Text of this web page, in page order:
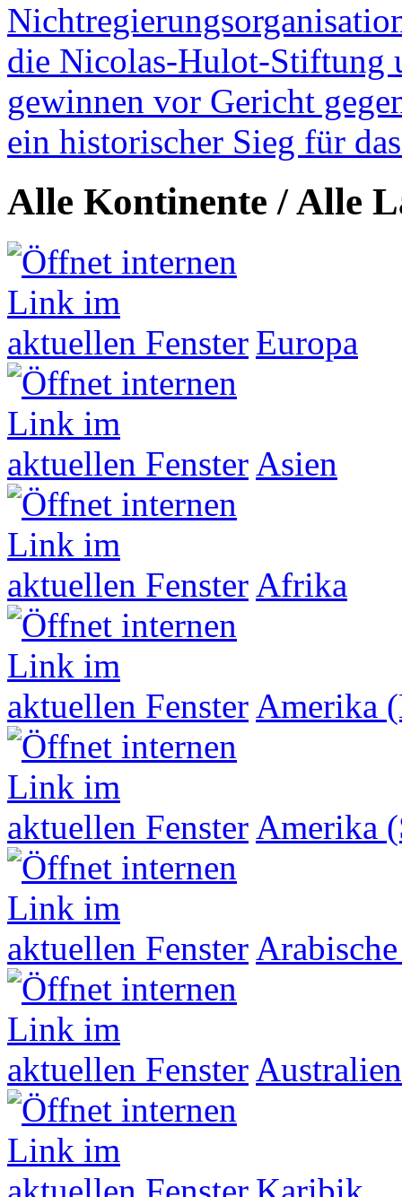
die Nicolas-Hulot-Stiftung
gewinnen vor Gericht
ein historischer Sieg für
Alle Kontinente / Alle
Europa
Asien
Afrika
Amerika
Amerika
Australien